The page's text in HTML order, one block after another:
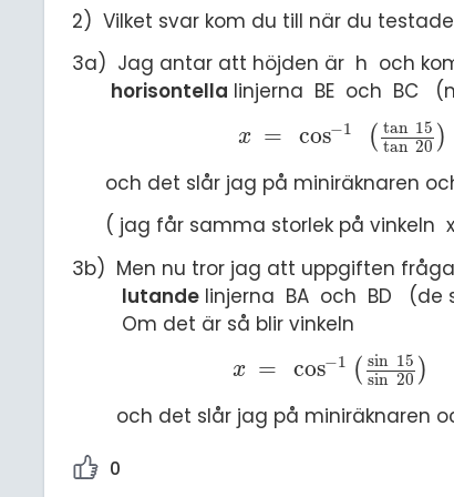
2) Vilket svar kom du till när du
3a) Jag antar att höjden är h och
horisontella linjerna BE och BC
x = cos−1 ( tan 15
tan 20 )
x = cos-1 tan 15tan 20
och det slår jag på miniräknaren
( jag får samma storlek på vinkeln
3b) Men nu tror jag att uppgiften
lutande linjerna BA och BD (de
Om det är så blir vinkeln
x = cos−1 ( sin 15
sin 20 )
x = cos-1sin 15 sin 20
och det slår jag på miniräknaren
0